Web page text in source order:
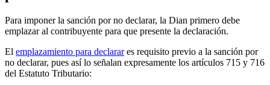
Para imponer la sanción por no declarar, la Dian primero debe
emplazar al contribuyente para que presente la declaración.
El emplazamiento para declarares requisito previo a la sanción por
no declarar, pues así lo señalan expresamente los artículos 715 y 716
del Estatuto Tributario: